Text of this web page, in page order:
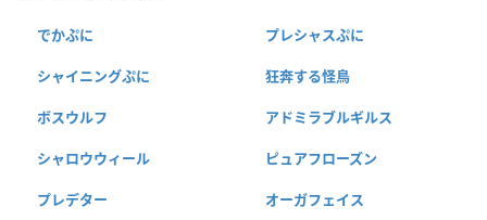
でかぷに プレシャスぷに
シャイニングぷに 狂奔する怪鳥
ボスウルフ アドミラブルギルス
シャロウウィール ピュアフローズン
プレデター オーガフェイス